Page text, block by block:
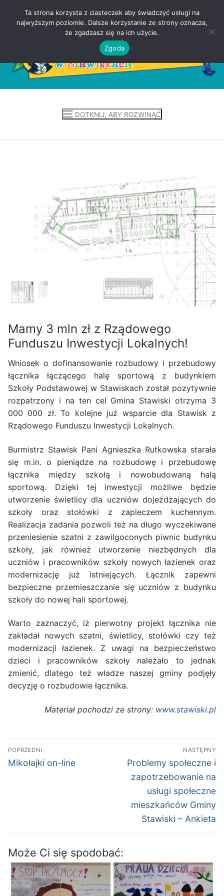
Przejdź
DOTKNIJ, ABY ROZWINĄĆ
Mamy 3 mln zł z Rządowego
Funduszu Inwestycji Lokalnych!
Wniosek o dofinansowanie rozbudowy i przebudowy
łącznika łączącego halę sportową z budynkiem
Szkoły Podstawowej w Stawiskach został pozytywnie
rozpatrzony i na ten cel Gmina Stawiski otrzyma 3
000 000 zł. To kolejne już wsparcie dla Stawisk z
Rządowego Funduszu Inwestycji Lokalnych.
Burmistrz Stawisk Pani Agnieszka Rutkowska starała
się m.in. o pieniądze na rozbudowę i przebudowę
łącznika między szkołą i nowobudowaną halą
sportową. Dzięki tej inwestycji możliwe będzie
utworzenie świetlicy dla uczniów dojeżdżających do
szkoły oraz stołówki z zapleczem kuchennym.
Realizacja zadania pozwoli też na długo wyczekiwane
przeniesienie szatni z zawilgoconych piwnic budynku
szkoły, jak również utworzenie niezbędnych dla
uczniów i pracowników szkoły nowych łazienek oraz
modernizację już istniejących. Łącznik zapewni
bezpieczne przemieszczanie się uczniów z budynku
szkoły do nowej hali sportowej.
Warto zaznaczyć, iż pierwotny projekt łącznika nie
zakładał nowych szatni, świetlicy, stołówki czy też
modernizacji łazienek. Z uwagi na bezpieczeństwo
dzieci i pracowników szkoły należało to jednak
zmienić, dlatego też władze naszej gminy podjęły
decyzję o rozbudowie łącznika.
Materiał pochodzi ze strony: www.stawiski.pl
Nawigacja
wpisu
POPRZEDNI
Poprzedni
Mikołajki on-line
NASTĘPNY
Następny
wpis:
Problemy społeczne i
zapotrzebowanie na
usługi społeczne
mieszkańców Gminy
Stawiski – Ankieta
Może Ci się spodobać:
Ta strona korzysta z ciasteczek aby świadczyć usługi na
najwyższym poziomie. Dalsze korzystanie ze strony oznacza,
że zgadzasz się na ich użycie.
Zgoda